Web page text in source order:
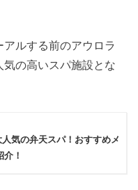
ルする前のアウロラ
気の高いスパ施設とな
気の弁天スパ！おすすめメ
！